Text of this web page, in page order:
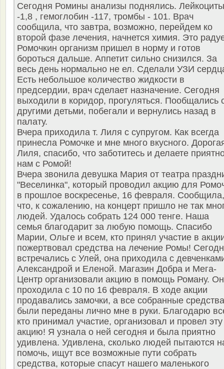
Сегодня Ромины анализы поднялись. Лейкоциты
-1,8 , гемоглобин -117, тромбы - 101. Врач
сообщила, что завтра, возможно, перейдем ко
второй фазе лечения, начнется химия. Это
Ромочкин организм пришел в норму и готов
бороться дальше. Аппетит сильно снизился. За
весь день нормально не ел. Сделали УЗИ
Есть небольшое количество жидкости в
предсердии, врач сделает назначение. Сегодня
выходили в коридор, прогуляться. Пообщались
другими детьми, побегали и вернулись назад в
палату.
Вчера приходила т. Лиля с супругом. Как всегда
принесла Ромочке и мне много вкусного.
Лиля, спасибо, что заботитесь и делаете
нам с Ромой!
Вчера звонила девушка Мария от театра
"Веселинка", который проводил акцию для
в прошлое воскресенье, 16 февраля. Сообщила,
что, к сожалению, на концерт пришло не так
людей. Удалось собрать 124 000 тенге. Наша
семья благодарит за любую помощь. Спасибо
Марии, Ольге и всем, кто принял участие в
пожертвовал средства на лечение Ромы!
встречались с Улей, она приходила с
Александрой и Еленой. Магазин Добра и Мега-
Центр организовали акцию в помощь Роману.
проходила с 10 по 16 февраля. В ходе акции
продавались замочки, а все собранные средства
были переданы лично мне в руки. Благодарю
кто принимал участие, организовал и провел эту
акцию! Я узнала о ней сегодня и была приятно
удивлена. Удивлена, сколько людей пытаются
помочь, ищут все возможные пути собрать
средства, которые спасут нашего маленького